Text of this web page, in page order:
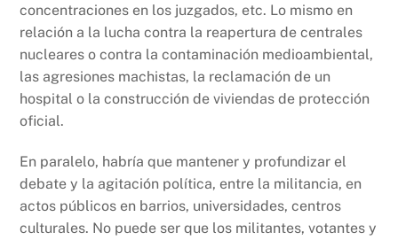
concentraciones en los juzgados, etc. Lo mismo en
relación a la lucha contra la reapertura de centrales
nucleares o contra la contaminación medioambiental,
las agresiones machistas, la reclamación de un
hospital o la construcción de viviendas de protección
oficial.
En paralelo, habría que mantener y profundizar el
debate y la agitación política, entre la militancia, en
actos públicos en barrios, universidades, centros
culturales. No puede ser que los militantes, votantes y